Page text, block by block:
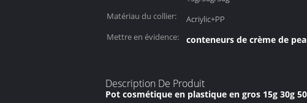
Matériau du collier:
Acriylic+PP
Mettre en évidence:
conteneurs de crème de
Description De Produit
Pot cosmétique en plastique en gros 15g 30g